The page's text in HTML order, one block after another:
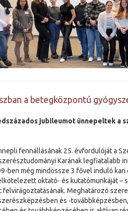
a betegközpontú
jubileumot ünnepeltek a
fennállásának 25. évfordulóját a
Karának legfiatalabb
ben még mindössze 3 fővel induló
oktató- és kutatómunkáját –
felvirágoztatásának. Meghatározó
és -